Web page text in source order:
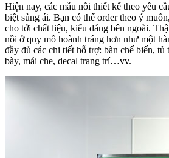
Hiện nay, các mẫu nồi thiết kế theo yêu
biệt sủng ái. Bạn có thể order theo ý
cho tới chất liệu, kiểu dáng bên ngoài.
nồi ở quy mô hoành tráng hơn như một
đầy đủ các chi tiết hỗ trợ: bàn chế biến,
bày, mái che, decal trang trí…vv.